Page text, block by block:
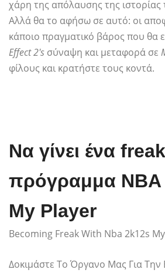
χάρη της απόλαυσης της ιστορίας
Αλλά θα το αφήσω σε αυτό: οι
κάποιο πραγματικό βάρος που θα
Effect 2's σύναψη και μεταφορά σε
φίλους και κρατήστε τους κοντά.
Να γίνει ένα
πρόγραμμα NBA
My Player
Becoming Freak With Nba 2k12s
Δοκιμάστε Το Όργανο Μας Για Την